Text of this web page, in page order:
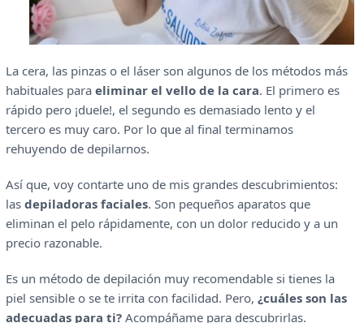
La cera, las pinzas o el láser son algunos de los métodos más
habituales para eliminar el vello de la cara. El primero es
rápido pero ¡duele!, el segundo es demasiado lento y el
tercero es muy caro. Por lo que al final terminamos
rehuyendo de depilarnos.
Así que, voy contarte uno de mis grandes descubrimientos:
las depiladoras faciales. Son pequeños aparatos que
eliminan el pelo rápidamente, con un dolor reducido y a un
precio razonable.
Es un método de depilación muy recomendable si tienes la
piel sensible o se te irrita con facilidad. Pero, ¿cuáles son las
adecuadas para ti? Acompáñame para descubrirlas.